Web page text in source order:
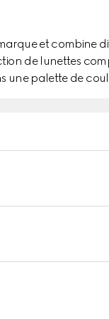
et combine
de lunettes
une palette de